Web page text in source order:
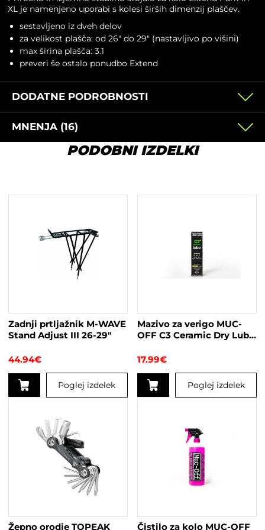
XL je namenjeno uporabi s kolesi širših dimenzij plaščev.
sestavljeno iz dveh delov
za velikost plašča: od 26″ do 29″ (nastavljivo po višini)
max širina plašča: 3.1
preveri še ostalo ponudbo Extend
DODATNE PODROBNOSTI
MNENJA (16)
PODOBNI IZDELKI
Zadnji prtljažnik M-WAVE
Stand Adjust III 26-29″
44.94€
Poglej izdelek
Mazivo za verigo MUC-
OFF C3 Ceramic Dry Lube
50ml
17.99€
Poglej izdelek
Žepno orodje TOPEAK Čistilo za kolo MUC-OFF